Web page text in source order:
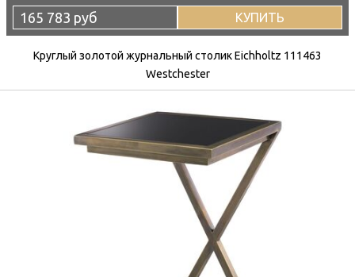
165 783 руб КУПИТЬ
Круглый золотой журнальный столик Eichholtz 111463
Westchester